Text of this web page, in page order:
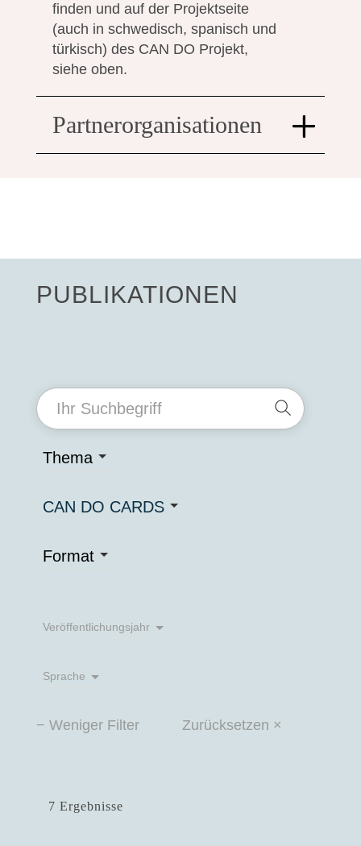
finden und auf der Projektseite
(auch in schwedisch, spanisch und
türkisch) des CAN DO Projekt,
siehe oben.
Partnerorganisationen
PUBLIKATIONEN
Thema
CAN DO CARDS
Format
Veröffentlichungsjahr
Sprache
− Weniger Filter Zurücksetzen ×
7 Ergebnisse